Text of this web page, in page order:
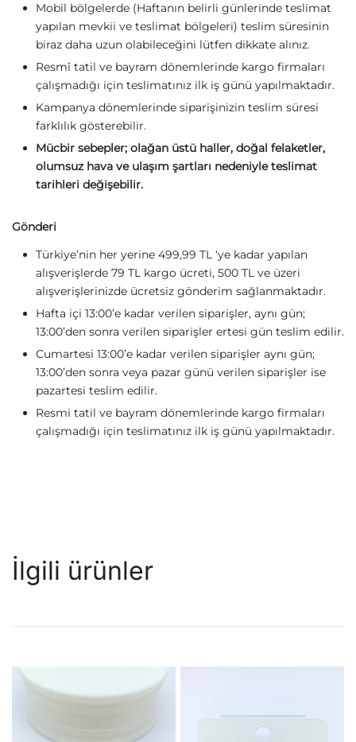
Mobil bölgelerde (Haftanın belirli günlerinde teslimat
yapılan mevkii ve teslimat bölgeleri) teslim süresinin
biraz daha uzun olabileceğini lütfen dikkate alınız.
Resmî tatil ve bayram dönemlerinde kargo firmaları
çalışmadığı için teslimatınız ilk iş günü yapılmaktadır.
Kampanya dönemlerinde siparişinizin teslim süresi
farklılık gösterebilir.
Mücbir sebepler; olağan üstü haller, doğal felaketler,
olumsuz hava ve ulaşım şartları nedeniyle teslimat
tarihleri değişebilir.
Gönderi
Türkiye’nin her yerine 499,99 TL ‘ye kadar yapılan
alışverişlerde 79 TL kargo ücreti, 500 TL ve üzeri
alışverişlerinizde ücretsiz gönderim sağlanmaktadır.
Hafta içi 13:00’e kadar verilen siparişler, aynı gün;
13:00’den sonra verilen siparişler ertesi gün teslim edilir.
Cumartesi 13:00’e kadar verilen siparişler aynı gün;
13:00’den sonra veya pazar günü verilen siparişler ise
pazartesi teslim edilir.
Resmi tatil ve bayram dönemlerinde kargo firmaları
çalışmadığı için teslimatınız ilk iş günü yapılmaktadır.
İlgili ürünler